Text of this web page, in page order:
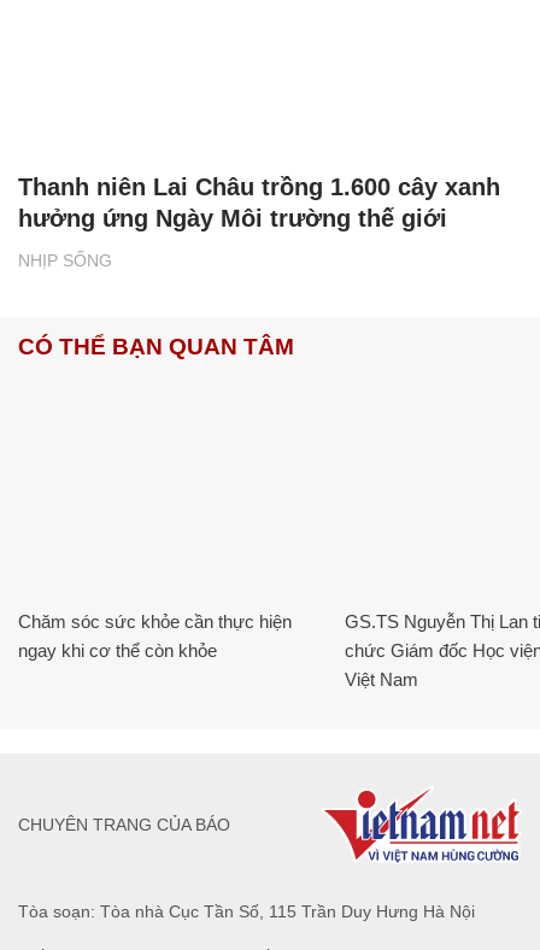
NHỊP SỐNG
Thanh niên Lai Châu trồng 1.600 cây xanh
hưởng ứng Ngày Môi trường thế giới
CÓ THỂ BẠN QUAN TÂM
Chăm sóc sức khỏe cần thực hiện
ngay khi cơ thể còn khỏe
GS.TS Nguyễn Thị Lan
chức Giám đốc Học
Việt Nam
Tòa soạn: Tòa nhà Cục Tần Số, 115 Trần Duy Hưng Hà Nội
CHUYÊN TRANG CỦA BÁO